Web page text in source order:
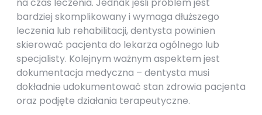
bardziej skomplikowany i wymaga dłuższego
leczenia lub rehabilitacji, dentysta powinien
skierować pacjenta do lekarza ogólnego lub
specjalisty. Kolejnym ważnym aspektem jest
dokumentacja medyczna – dentysta musi
dokładnie udokumentować stan zdrowia pacjenta
oraz podjęte działania terapeutyczne.